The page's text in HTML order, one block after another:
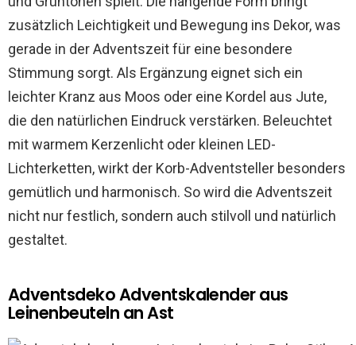
zusätzlich Leichtigkeit und Bewegung ins Dekor, was
gerade in der Adventszeit für eine besondere
Stimmung sorgt. Als Ergänzung eignet sich ein
leichter Kranz aus Moos oder eine Kordel aus Jute,
die den natürlichen Eindruck verstärken. Beleuchtet
mit warmem Kerzenlicht oder kleinen LED-
Lichterketten, wirkt der Korb-Adventsteller besonders
gemütlich und harmonisch. So wird die Adventszeit
nicht nur festlich, sondern auch stilvoll und natürlich
gestaltet.
Adventsdeko Adventskalender aus
Leinenbeuteln an Ast